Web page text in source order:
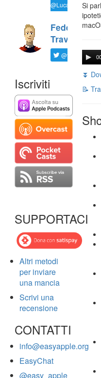
@LucaTNT
Federico
Travaini
@ftrava
Iscriviti
SUPPORTACI
Altri metodi
per inviare
una mancia
Scrivi una
recensione
CONTATTI
info@easyapple.org
EasyChat
@easy_apple
Si
⏬
📝